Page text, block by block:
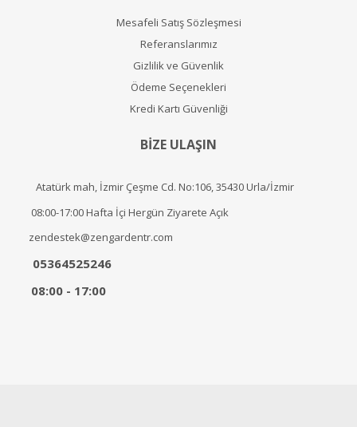
Mesafeli Satış Sözleşmesi
Referanslarımız
Gizlilik ve Güvenlik
Ödeme Seçenekleri
Kredi Kartı Güvenliği
BİZE ULAŞIN
Atatürk mah, İzmir Çeşme Cd. No:106, 35430 Urla/İzmir
08:00-17:00 Hafta İçi Hergün Ziyarete Açık
zendestek@zengardentr.com
05364525246
08:00 - 17:00